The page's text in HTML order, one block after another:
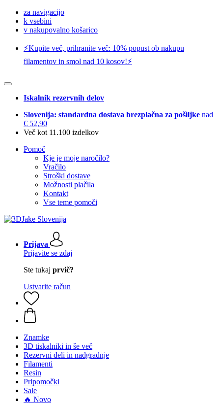
za navigacijo
k vsebini
v nakupovalno košarico
⚡️Kupite več, prihranite več: 10% popust ob nakupu
filamentov in smol nad 10 kosov!⚡️
Iskalnik rezervnih delov
Slovenija: standardna dostava brezplačna za pošiljke nad
€ 52,90
Več kot 11.100 izdelkov
Pomoč
Kje je moje naročilo?
Vračilo
Stroški dostave
Možnosti plačila
Kontakt
Vse teme pomoči
Prijava
Prijavite se zdaj
Ste tukaj prvič?
Ustvarite račun
Znamke
3D tiskalniki in še več
Rezervni deli in nadgradnje
Filamenti
Resin
Pripomočki
Sale
🔥 Novo